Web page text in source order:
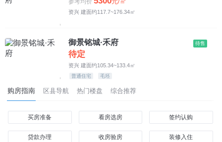
参考均价
资兴 建面约117.7~176.34㎡
御景铭城·禾府
待定
资兴 建面约105.34~133.4㎡
普通住宅 毛坯
待售
购房指南 区县导航 热门楼盘 综合推荐
买房准备 看房选房 签约认购
贷款办理 收房验房 装修入住